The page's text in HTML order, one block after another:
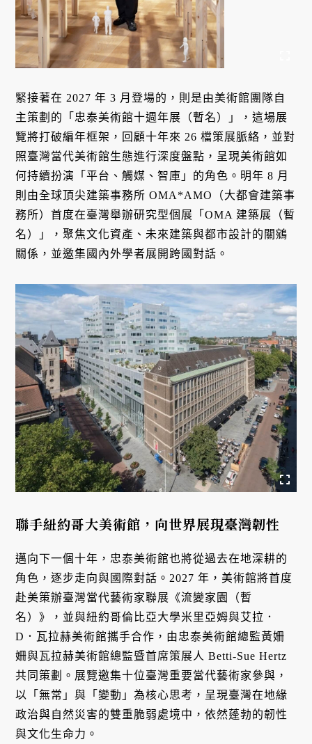
緊接著在 2027 年 3 月登場的，則是由美術館團隊自
主策劃的「忠泰美術館十週年展（暫名）」，這場展
覽將打破編年框架，回顧十年來 26 檔策展脈絡，並對
照臺灣當代美術館生態進行深度盤點，呈現美術館如
何持續扮演「平台、觸媒、智庫」的角色。明年 8 月
則由全球頂尖建築事務所 OMA*AMO（大都會建築事
務所）首度在臺灣舉辦研究型個展「OMA 建築展（暫
名）」，聚焦文化資產、未來建築與都市設計的關鵷
關係，並邀集國內外學者展開跨國對話。
聯手紐約哥大美術館，向世界展現臺灣韌性
邁向下一個十年，忠泰美術館也將從過去在地深耕的
角色，逐步走向與國際對話。2027 年，美術館將首度
赴美策辦臺灣當代藝術家聯展《流變家園（暫
名）》，並與紐約哥倫比亞大學米里亞姆與艾拉．
D．瓦拉赫美術館攜手合作，由忠泰美術館總監黃姍
姍與瓦拉赫美術館總監暨首席策展人 Betti-Sue Hertz
共同策劃。展覽邀集十位臺灣重要當代藝術家參與，
以「無常」與「變動」為核心思考，呈現臺灣在地緣
政治與自然災害的雙重脆弱處境中，依然蓬勃的韌性
與文化生命力。